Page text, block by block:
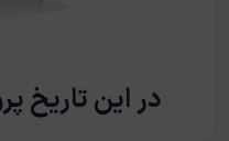
در این تاریخ